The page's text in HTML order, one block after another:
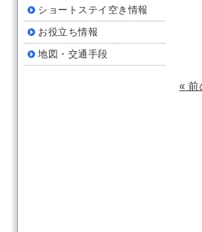
« 前
ショートステイ空き情報
お役立ち情報
地図・交通手段